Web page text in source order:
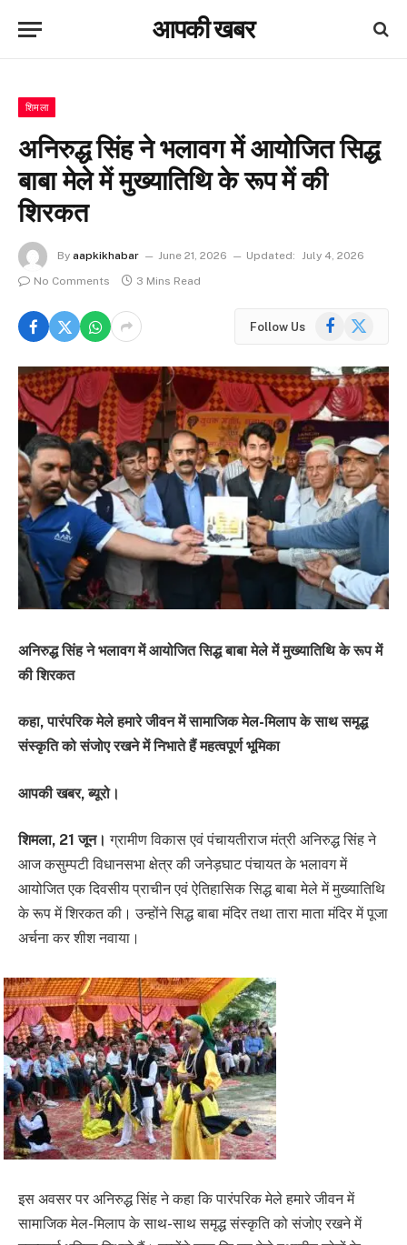
आपकी खबर
शिमला
अनिरुद्ध सिंह ने भलावग में आयोजित सिद्ध
बाबा मेले में मुख्यातिथि के रूप में की
शिरकत
By aapkikhabar June 21, 2026 Updated: July 4, 2026
No Comments
3 Mins Read
Follow Us Facebook
X
अनिरुद्ध सिंह ने भलावग में आयोजित सिद्ध बाबा मेले में मुख्यातिथि के रूप में
की शिरकत
कहा, पारंपरिक मेले हमारे जीवन में सामाजिक मेल-मिलाप के साथ समृद्ध
संस्कृति को संजोए रखने में निभाते हैं महत्वपूर्ण भूमिका
आपकी खबर, ब्यूरो।
शिमला, 21 जून। ग्रामीण विकास एवं पंचायतीराज मंत्री अनिरुद्ध सिंह ने
आज कसुम्पटी विधानसभा क्षेत्र की जनेड़घाट पंचायत के भलावग में
आयोजित एक दिवसीय प्राचीन एवं ऐतिहासिक सिद्ध बाबा मेले में मुख्यातिथि
के रूप में शिरकत की। उन्होंने सिद्ध बाबा मंदिर तथा तारा माता मंदिर में पूजा
अर्चना कर शीश नवाया।
इस अवसर पर अनिरुद्ध सिंह ने कहा कि पारंपरिक मेले हमारे जीवन में
सामाजिक मेल-मिलाप के साथ-साथ समृद्ध संस्कृति को संजोए रखने में